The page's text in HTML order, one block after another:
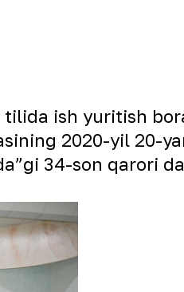
ish yuritish
2020-yil 20-
34-son qarori